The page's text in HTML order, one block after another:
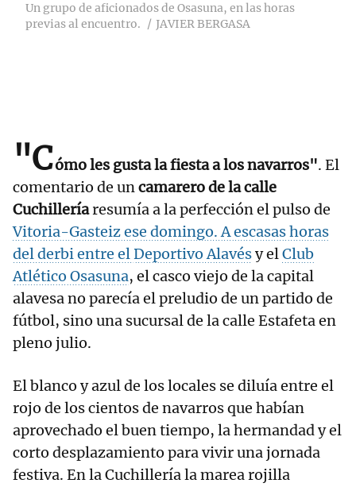
Un grupo de aficionados de Osasuna, en las horas
previas al encuentro.
JAVIER BERGASA
"Cómo les gusta la fiesta a los navarros". El
comentario de uncamarero de la calle
Cuchilleríaresumía a la perfección el pulso de
Vitoria-Gasteiz ese domingo. A escasas horas
del derbi entre elDeportivo Alavésy elClub
Atlético Osasuna, el casco viejo de la capital
alavesa no parecía el preludio de un partido de
fútbol, sino una sucursal de la calle Estafeta en
pleno julio.
El blanco y azul de los locales se diluía entre el
rojo de los cientos de navarros que habían
aprovechado el buen tiempo, la hermandad y el
corto desplazamiento para vivir una jornada
festiva. En la Cuchillería la marea rojilla